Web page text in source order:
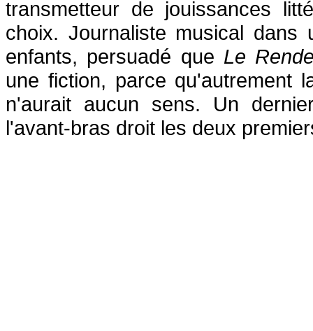
transmetteur de jouissances
choix. Journaliste musical
enfants, persuadé que Le
une fiction, parce qu'autrement
n'aurait aucun sens. Un
l'avant-bras droit les deux